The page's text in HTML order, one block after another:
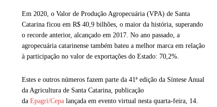
Em 2020, o Valor de Produção Agropecuária (VPA) de Santa
Catarina ficou em R$ 40,9 bilhões, o maior da história, superando
o recorde anterior, alcançado em 2017. No ano passado, a
agropecuária catarinense também bateu a melhor marca em relação
à participação no valor de exportações do Estado: 70,2%.
Estes e outros números fazem parte da 41ª edição da Síntese Anual
da Agricultura de Santa Catarina, publicação
da Epagri/Cepa lançada em evento virtual nesta quarta-feira, 14.